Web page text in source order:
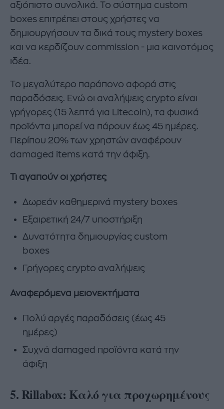
αξιόπιστο συνολικά. Το σύστημα custom
boxes επιτρέπει στους χρήστες να
δημιουργήσουν τα δικά τους mystery boxes
και να κερδίζουν commission - μια καινοτόμος
ιδέα.
Το μεγαλύτερο παράπονο αφορά στις
παραδόσεις. Ενώ οι αναλήψεις crypto είναι
γρήγορες (15 λεπτά για Litecoin), τα φυσικά
προϊόντα μπορεί να πάρουν έως 45 ημέρες.
Περίπου 20% των χρηστών αναφέρουν
damaged items κατά την άφιξη.
Τι αγαπούν οι χρήστες
Δωρεάν καθημερινά mystery boxes
Εξαιρετική 24/7 υποστήριξη
Δυνατότητα δημιουργίας custom
boxes
Γρήγορες crypto αναλήψεις
Αναφερόμενα μειονεκτήματα
Πολύ αργές παραδόσεις (έως 45
ημέρες)
Συχνά damaged προϊόντα κατά την
άφιξη
5. Rillabox: Καλό για προχωρημένους